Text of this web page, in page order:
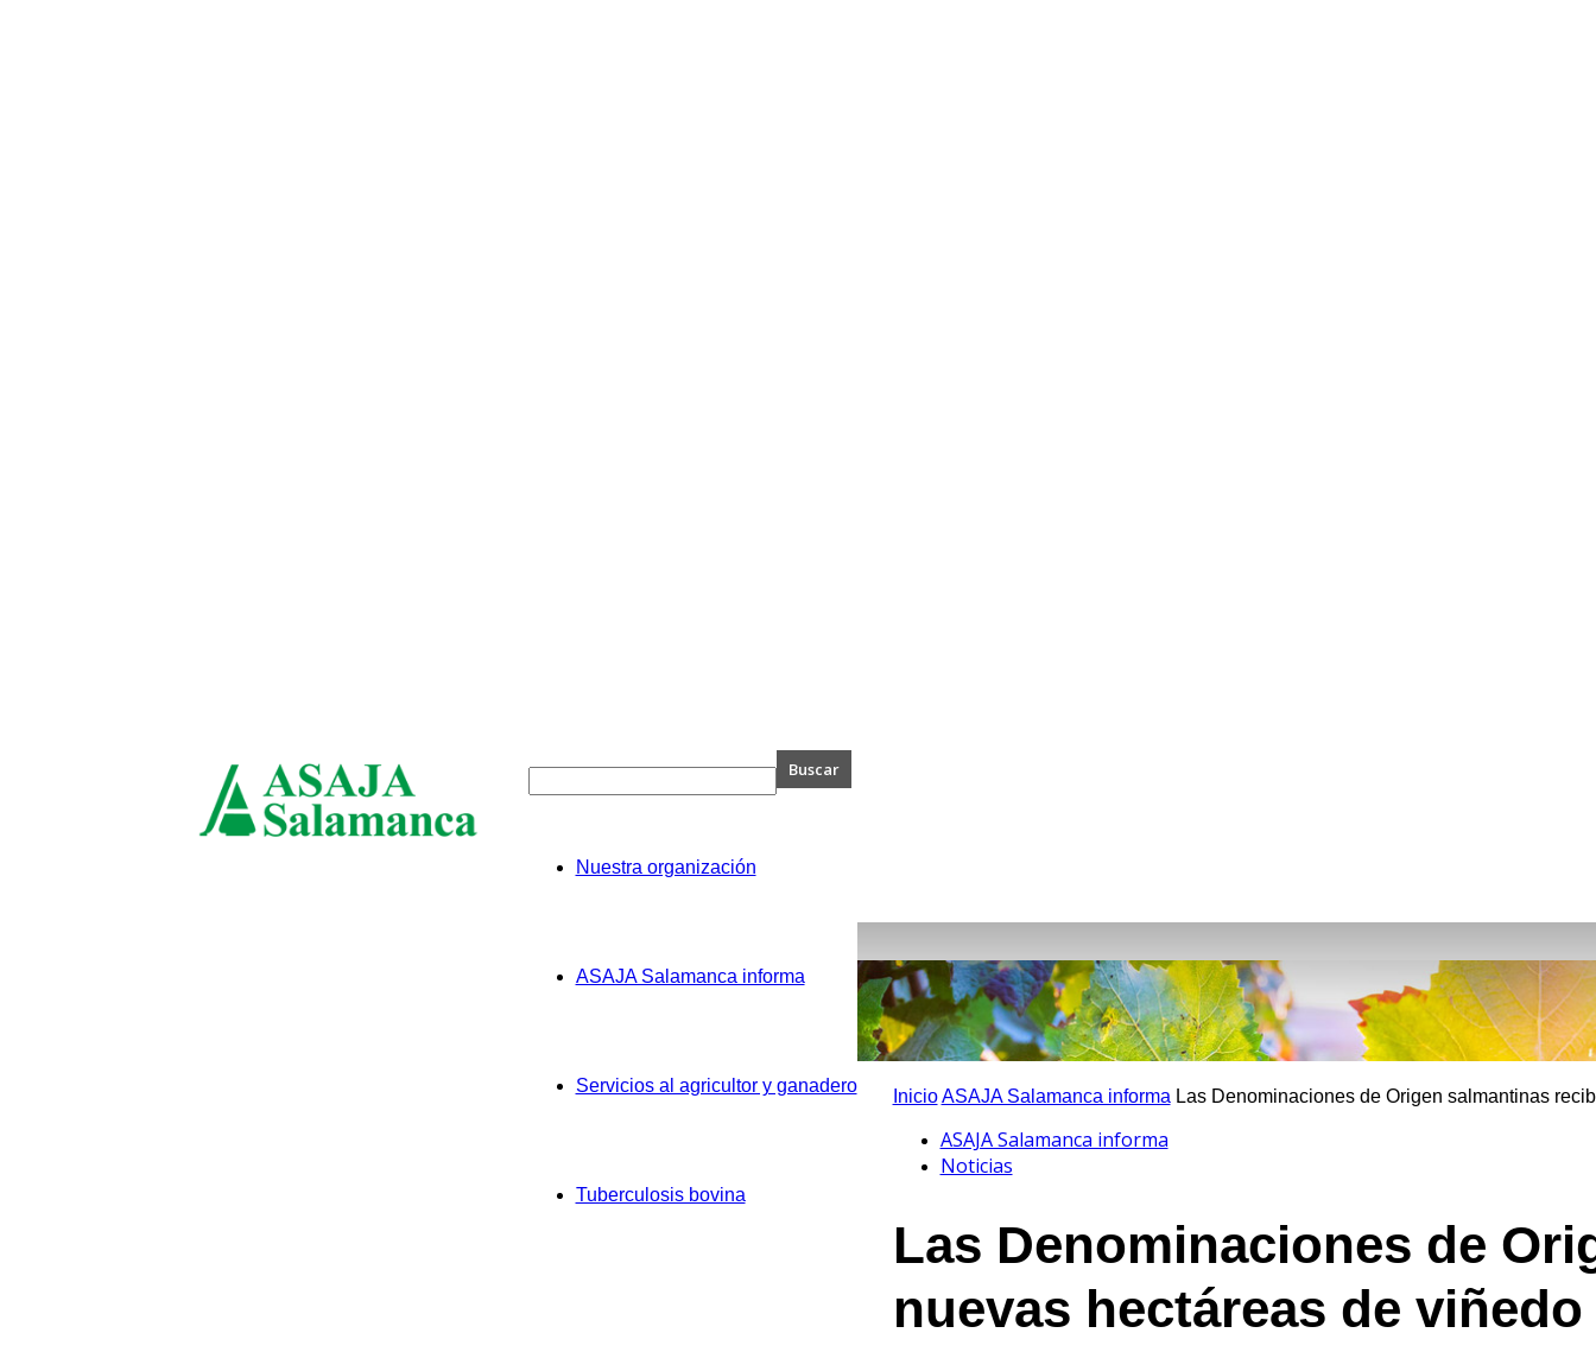
Nuestra organización
ASAJA Salamanca informa
Servicios al agricultor y ganadero
Tuberculosis bovina
Inicio ASAJA Salamanca informa Las Denominaciones de Origen salmantinas
ASAJA Salamanca informa
Noticias
Las Denominaciones de
nuevas hectáreas de viñedo